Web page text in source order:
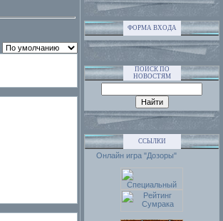
ФОРМА ВХОДА
ПОИСК ПО
НОВОСТЯМ
ССЫЛКИ
Онлайн игра "Дозоры"